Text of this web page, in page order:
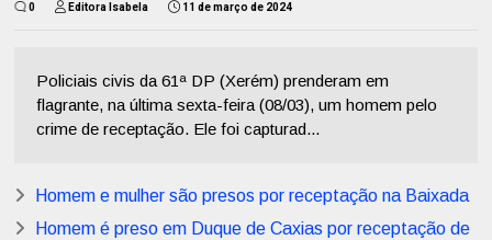
0 Editora Isabela 11 de março de 2024
Policiais civis da 61ª DP (Xerém) prenderam em
flagrante, na última sexta-feira (08/03), um homem pelo
crime de receptação. Ele foi capturad...
Homem e mulher são presos por receptação na Baixada
Homem é preso em Duque de Caxias por receptação de